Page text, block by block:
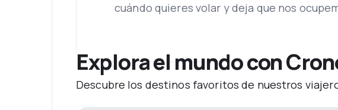
cuándo quieres volar y deja que nos
Explora el mundo con
Descubre los destinos favoritos de nuestros